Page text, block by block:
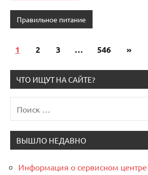
Правильное питание
Пагинация
записей
1 2 3 … 546 »
ЧТО ИЩУТ НА САЙТЕ?
для:
ВЫШЛО НЕДАВНО
Информация о сервисном